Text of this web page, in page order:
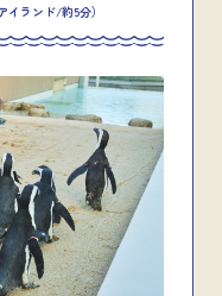
イランド/約5分）